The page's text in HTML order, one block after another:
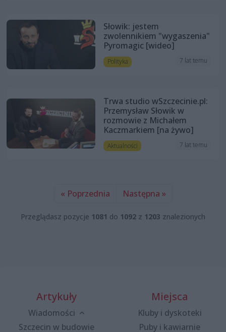
Słowik: jestem
zwolennikiem "wygaszenia"
Pyromagic [wideo]
Polityka 7 lat temu
Trwa studio wSzczecinie.pl:
Przemysław Słowik w
rozmowie z Michałem
Kaczmarkiem [na żywo]
Aktualności 7 lat temu
« Poprzednia Następna »
Przeglądasz pozycje 1081 do 1092 z 1203 znalezionych
Artykuły
Wiadomości
Szczecin w budowie
Miejsca
Kluby i dyskoteki
Puby i kawiarnie